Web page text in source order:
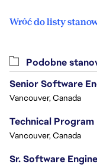
Wróć do listy
Podobne
Senior Software
Vancouver, Canada
Technical
Vancouver, Canada
Sr. Software